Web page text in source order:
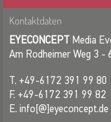
Kontaktdaten
EYECONCEPT Media
Am Rodheimer Weg 3 -
T. +49-6172 391 99 80
F. +49-6172 391 99 82
E. info[@]eyeconcept.de